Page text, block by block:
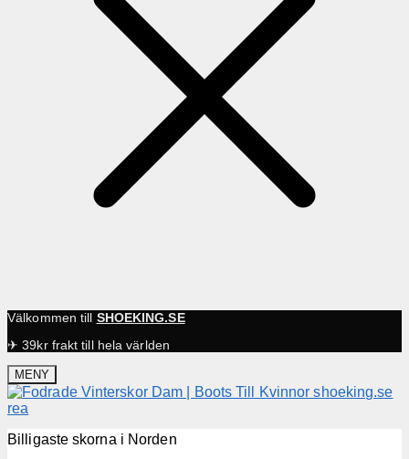
Välkommen till SHOEKING.SE
✈ 39kr frakt till hela världen
MENY
Billigaste skorna i Norden